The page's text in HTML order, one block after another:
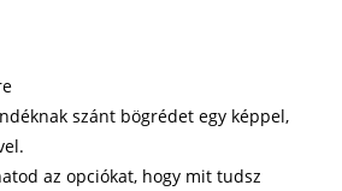
szánt bögrédet egy képpel,
az opciókat, hogy mit tudsz